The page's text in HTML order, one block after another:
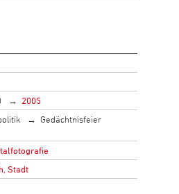
2005
Gedächtnisfeier
Stadt